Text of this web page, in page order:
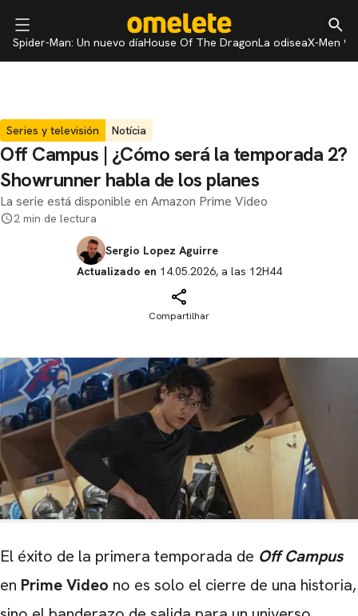
Spider-Man: Un nuevo díaHouse Of The DragonLa odiseaX-Men 97
Series y televisión Notícia
Off Campus | ¿Cómo será la temporada 2?
Showrunner habla de los planes
La serie está disponible en Amazon Prime Video
2 min de lectura
Sergio Lopez Aguirre
Actualizado en 14.05.2026, a las 12H44
Compartilhar
El éxito de la primera temporada de Off Campus
en Prime Video no es solo el cierre de una historia,